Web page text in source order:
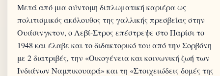
Μετά από μια σύντομη διπλωματική καριέρα ως
πολιτισμικός ακόλουθος της γαλλικής πρεσβείας στην
Ουάσινγκτον, ο Λεβί-Στρος επέστρεψε στο Παρίσι το
1948 και έλαβε και το διδακτορικό του από την Σορβόνη
με 2 διατριβές, την «Οικογένεια και κοινωνική ζωή των
Ινδιάνων Ναμπικουαρά» και τη «Στοιχειώδεις δομές της